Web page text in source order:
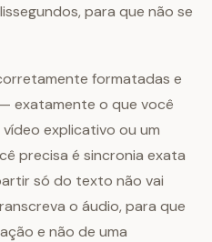
para que não se
formatadas e
exatamente o que você
explicativo ou um
precisa é sincronia exata
só do texto não vai
o áudio, para que
e não de uma